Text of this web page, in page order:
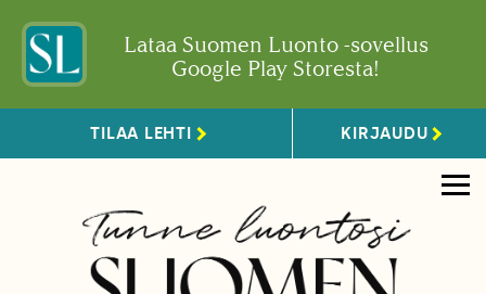
Lataa Suomen Luonto -sovellus
Google Play Storesta!
TILAA LEHTI KIRJAUDU